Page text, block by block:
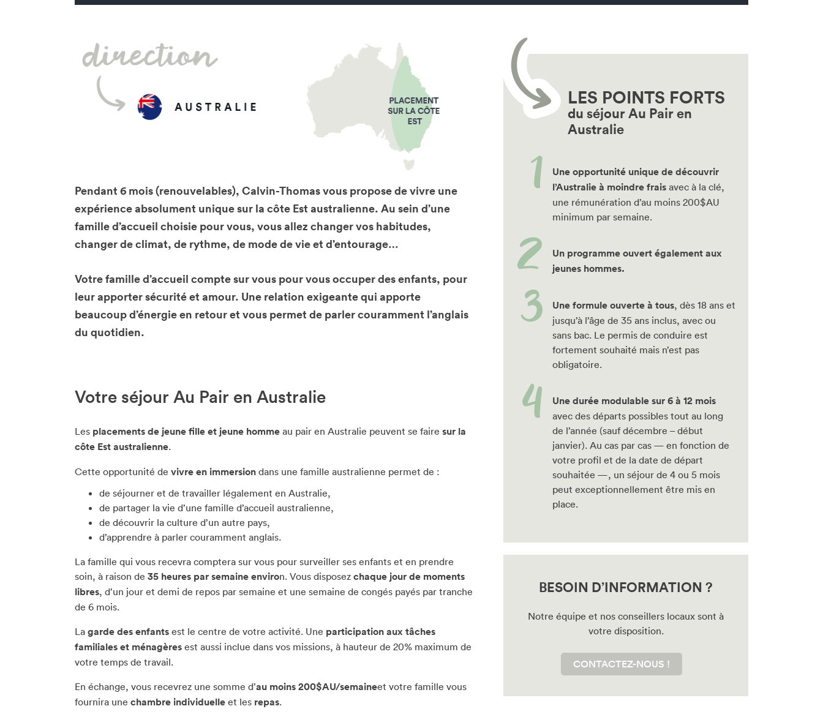
Pendant 6 mois (renouvelables), Calvin-Thomas vous propose de vivre une
expérience absolument unique sur la côte Est australienne. Au sein d’une
famille d’accueil choisie pour vous, vous allez changer vos habitudes,
changer de climat, de rythme, de mode de vie et d’entourage…
Votre famille d’accueil compte sur vous pour vous occuper des enfants, pour
leur apporter sécurité et amour. Une relation exigeante qui apporte
beaucoup d’énergie en retour et vous permet de parler couramment l’anglais
du quotidien.
Votre séjour Au Pair en Australie
Les placements de jeune fille et jeune homme au pair en Australie peuvent se faire sur la
côte Est australienne.
Cette opportunité de vivre en immersion dans une famille australienne permet de :
de séjourner et de travailler légalement en Australie,
de partager la vie d’une famille d’accueil australienne,
de découvrir la culture d’un autre pays,
d’apprendre à parler couramment anglais.
La famille qui vous recevra comptera sur vous pour surveiller ses enfants et en prendre
soin, à raison de 35 heures par semaine environ. Vous disposez chaque jour de moments
libres, d’un jour et demi de repos par semaine et une semaine de congés payés par tranche
de 6 mois.
La garde des enfants est le centre de votre activité. Une participation aux tâches
familiales et ménagères est aussi inclue dans vos missions, à hauteur de 20% maximum de
votre temps de travail.
En échange, vous recevrez une somme d’au moins 200$AU/semaineet votre famille vous
fournira une chambre individuelle et les repas.
LES POINTS FORTS
du séjour Au Pair en
Australie
Une opportunité unique de découvrir
l’Australie à moindre frais avec à la clé,
une rémunération d’au moins 200$AU
minimum par semaine.
Un programme ouvert également aux
jeunes hommes.
Une formule ouverte à tous, dès 18 ans et
jusqu’à l’âge de 35 ans inclus, avec ou
sans bac. Le permis de conduire est
fortement souhaité mais n’est pas
obligatoire.
Une durée modulable sur 6 à 12 mois
avec des départs possibles tout au long
de l’année (sauf décembre – début
janvier). Au cas par cas — en fonction de
votre profil et de la date de départ
souhaitée —, un séjour de 4 ou 5 mois
peut exceptionnellement être mis en
place.
BESOIN D’INFORMATION ?
Notre équipe et nos conseillers locaux sont à
votre disposition.
CONTACTEZ-NOUS !